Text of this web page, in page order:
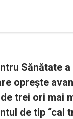
Sănătate
oprește
trei ori mai
de tip “cal